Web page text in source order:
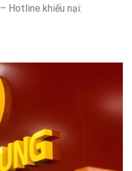
– Hotline khiếu nại: